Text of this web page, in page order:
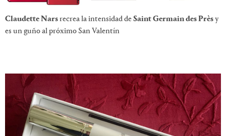
Claudette Narsrecrea la intensidad deSaint Germain des Prèsy
es un guño al próximo San Valentín